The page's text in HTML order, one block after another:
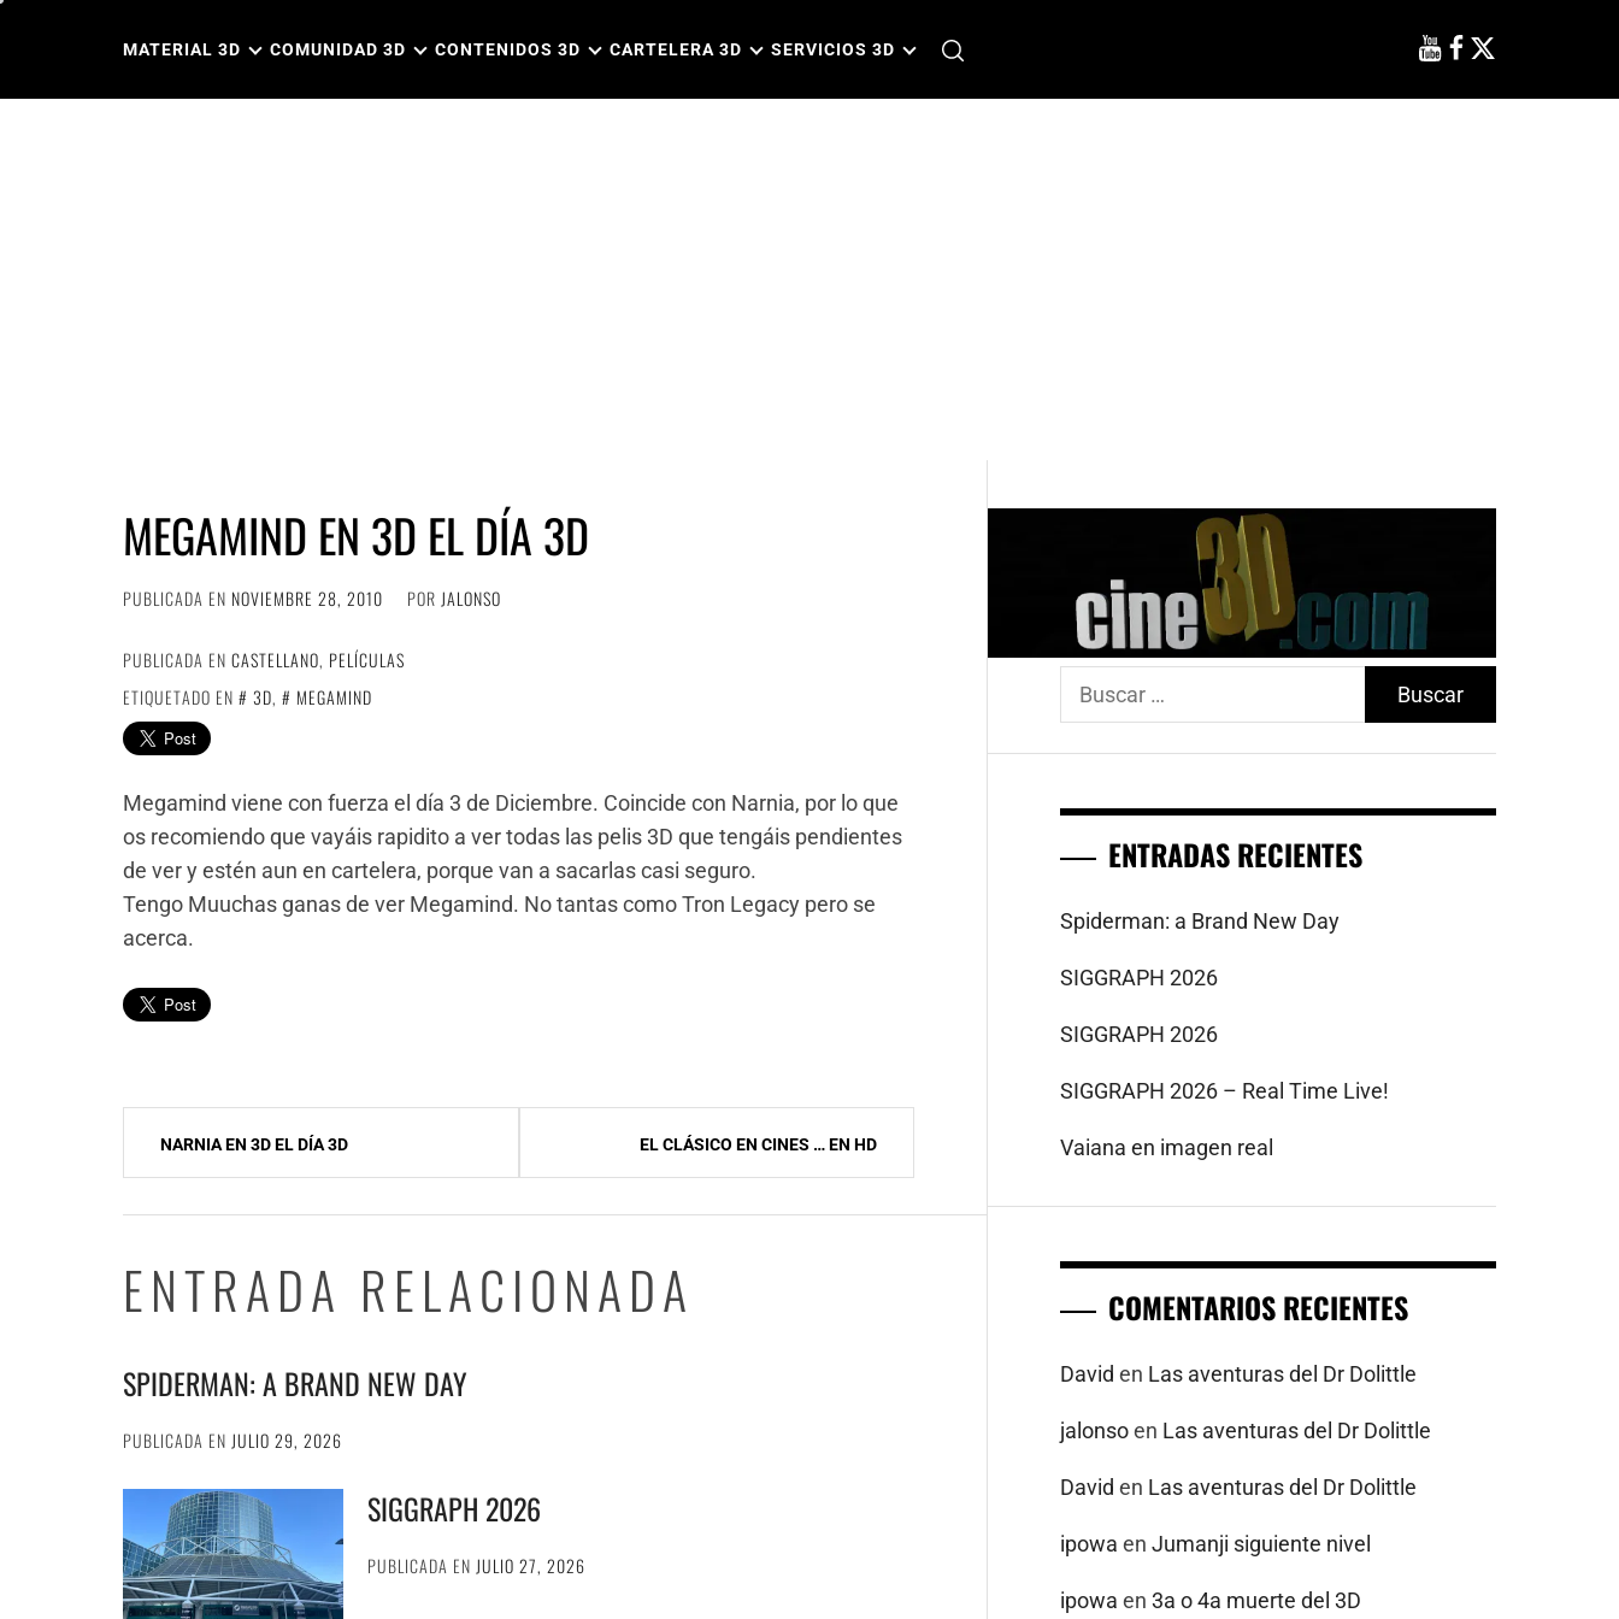
MATERIAL 3D COMUNIDAD 3D CONTENIDOS 3D CARTELERA 3D SERVICIOS 3D
MEGAMIND EN 3D EL DÍA 3D
PUBLICADA EN NOVIEMBRE 28, 2010 POR JALONSO
PUBLICADA EN CASTELLANO, PELÍCULAS
ETIQUETADO EN
3D, MEGAMIND
Megamind viene con fuerza el día 3 de Diciembre. Coincide con Narnia, por lo que
os recomiendo que vayáis rapidito a ver todas las pelis 3D que tengáis pendientes
de ver y estén aun en cartelera, porque van a sacarlas casi seguro.
Tengo Muuchas ganas de ver Megamind. No tantas como Tron Legacy pero se
acerca.
Navegación
de
entradas
NARNIA EN 3D EL DÍA 3D EL CLÁSICO EN CINES … EN HD
ENTRADA RELACIONADA
SPIDERMAN: A BRAND NEW DAY
PUBLICADA EN JULIO 29, 2026
SIGGRAPH 2026
PUBLICADA EN JULIO 27, 2026
Buscar:
ENTRADAS RECIENTES
Spiderman: a Brand New Day
SIGGRAPH 2026
SIGGRAPH 2026
SIGGRAPH 2026 – Real Time Live!
Vaiana en imagen real
COMENTARIOS RECIENTES
David en Las aventuras del Dr Dolittle
jalonsoen Las aventuras del Dr Dolittle
David en Las aventuras del Dr Dolittle
ipowa enJumanji siguiente nivel
ipowa en3a o 4a muerte del 3D